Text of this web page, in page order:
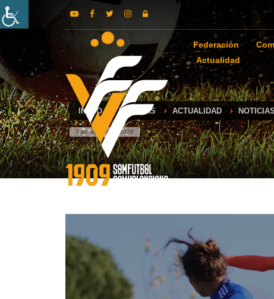
Federación
Actualidad
INICIO NOTICIAS ACTUALIDAD
7 de agosto de 2026